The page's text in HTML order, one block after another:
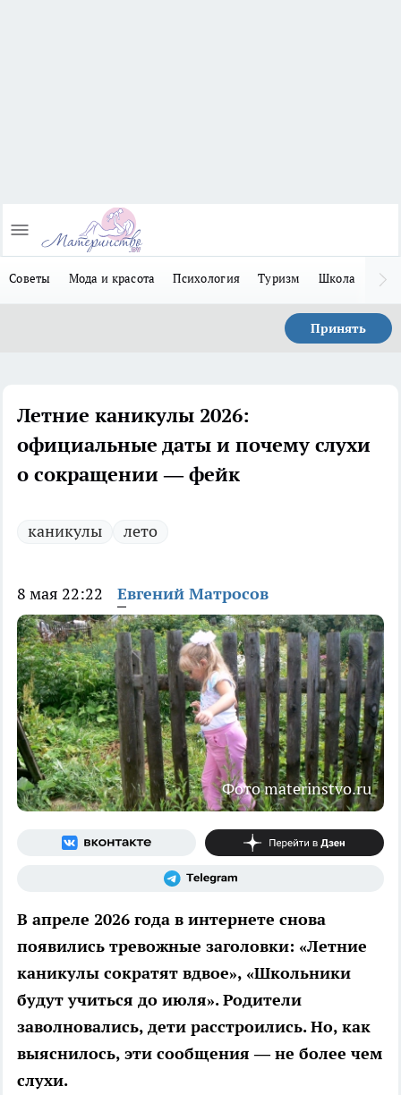
Советы Мода и красота Психология Туризм Школа
Принять
Летние каникулы 2026:
официальные даты и почему слухи
о сокращении — фейк
каникулы лето
8 мая 22:22 Евгений Матросов
Фото materinstvo.ru
В апреле 2026 года в интернете снова
появились тревожные заголовки: «Летние
каникулы сократят вдвое», «Школьники
будут учиться до июля». Родители
заволновались, дети расстроились. Но, как
выяснилось, эти сообщения — не более чем
слухи.